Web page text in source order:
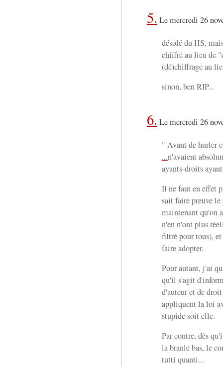
5. Le mercredi 26
désolé du HS,
chiffré au lieu de
(dé)chiffrage au
sinon, ben RIP...
6. Le mercredi 26
" Avant de hurler
...n'avaient
ayants-droits
Il ne faut en effet
sait faire preuve
maintenant qu'on
n'en n'ont plus
filtré pour tous),
faire adopter.
Pour autant, j'ai
qu'il s'agit
d'auteur et de
appliquent la loi
stupide soit elle.
Par contre, dès
la branle bas, le
tutti quanti...